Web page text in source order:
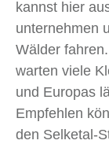
kannst hier
unternehmen
Wälder
warten viele
und Europas
Empfehlen
den Selketal-